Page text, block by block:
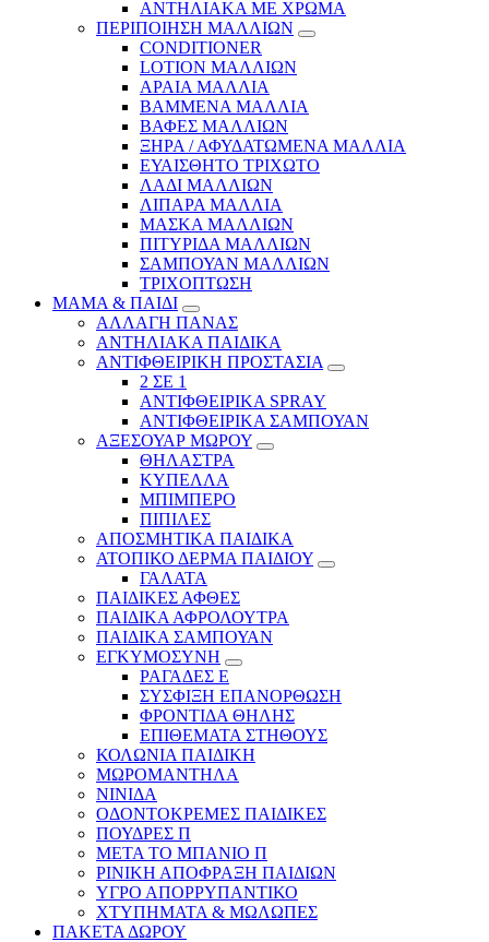
ΑΝΤΗΛΙΑΚΑ ΜΕ ΧΡΩΜΑ
ΠΕΡΙΠΟΙΗΣΗ ΜΑΛΛΙΩΝ
CONDITIONER
LOTION ΜΑΛΛΙΩΝ
ΑΡΑΙΑ ΜΑΛΛΙΑ
ΒΑΜΜΕΝΑ ΜΑΛΛΙΑ
ΒΑΦΕΣ ΜΑΛΛΙΩΝ
ΞΗΡΑ / ΑΦΥΔΑΤΩΜΕΝΑ ΜΑΛΛΙΑ
ΕΥΑΙΣΘΗΤΟ ΤΡΙΧΩΤΟ
ΛΑΔΙ ΜΑΛΛΙΩΝ
ΛΙΠΑΡΑ ΜΑΛΛΙΑ
ΜΑΣΚΑ ΜΑΛΛΙΩΝ
ΠΙΤΥΡΙΔΑ ΜΑΛΛΙΩΝ
ΣΑΜΠΟΥΑΝ ΜΑΛΛΙΩΝ
ΤΡΙΧΟΠΤΩΣΗ
ΜΑΜΑ & ΠΑΙΔΙ
ΑΛΛΑΓΗ ΠΑΝΑΣ
ΑΝΤΗΛΙΑΚΑ ΠΑΙΔΙΚΑ
ΑΝΤΙΦΘΕΙΡΙΚΗ ΠΡΟΣΤΑΣΙΑ
2 ΣΕ 1
ΑΝΤΙΦΘΕΙΡΙΚΑ SPRAY
ΑΝΤΙΦΘΕΙΡΙΚΑ ΣΑΜΠΟΥΑΝ
ΑΞΕΣΟΥΑΡ ΜΩΡΟΥ
ΘΗΛΑΣΤΡΑ
ΚΥΠΕΛΛΑ
ΜΠΙΜΠΕΡΟ
ΠΙΠΙΛΕΣ
ΑΠΟΣΜΗΤΙΚΑ ΠΑΙΔΙΚΑ
ΑΤΟΠΙΚΟ ΔΕΡΜΑ ΠΑΙΔΙΟΥ
ΓΑΛΑΤΑ
ΠΑΙΔΙΚΕΣ ΑΦΘΕΣ
ΠΑΙΔΙΚΑ ΑΦΡΟΛΟΥΤΡΑ
ΠΑΙΔΙΚΑ ΣΑΜΠΟΥΑΝ
ΕΓΚΥΜΟΣΥΝΗ
ΡΑΓΑΔΕΣ Ε
ΣΥΣΦΙΞΗ ΕΠΑΝΟΡΘΩΣΗ
ΦΡΟΝΤΙΔΑ ΘΗΛΗΣ
ΕΠΙΘΕΜΑΤΑ ΣΤΗΘΟΥΣ
ΚΟΛΩΝΙΑ ΠΑΙΔΙΚΗ
ΜΩΡΟΜΑΝΤΗΛΑ
ΝΙΝΙΔΑ
ΟΔΟΝΤΟΚΡΕΜΕΣ ΠΑΙΔΙΚΕΣ
ΠΟΥΔΡΕΣ Π
ΜΕΤΑ ΤΟ ΜΠΑΝΙΟ Π
ΡΙΝΙΚΗ ΑΠΟΦΡΑΞΗ ΠΑΙΔΙΩΝ
ΥΓΡΟ ΑΠΟΡΡΥΠΑΝΤΙΚΟ
ΧΤΥΠΗΜΑΤΑ & ΜΩΛΩΠΕΣ
ΠΑΚΕΤΑ ΔΩΡΟΥ